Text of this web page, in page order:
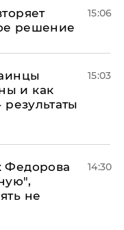
решение
15:06
и как
результаты
15:03
Федорова
не
14:30